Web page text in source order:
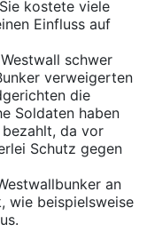
kostete viele
Einfluss auf
schwer
verweigerten
die
Soldaten haben
da vor
Schutz gegen
an
wie beispielsweise